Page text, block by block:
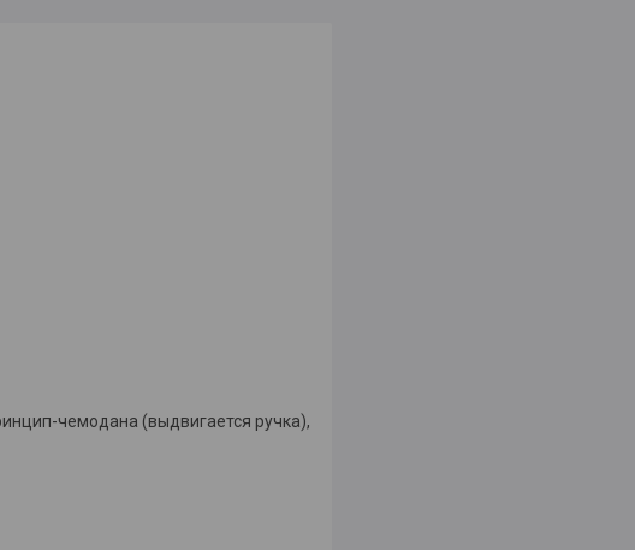
чемодана (выдвигается ручка),